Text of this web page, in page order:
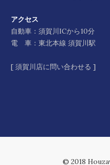
アクセス
自動車：須賀川ICから10分
電 車：東北本線 須賀川駅
[須賀川店に問い合わせる ]
© 2018